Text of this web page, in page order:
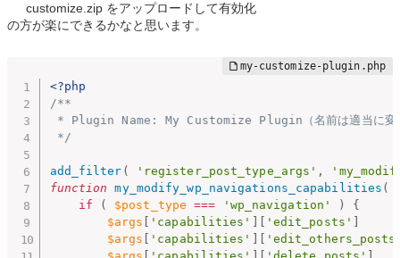
customize.zip をアップロードして有効化
の方が楽にできるかなと思います。
<?php
/**
* Plugin Name: My Customize Plugin（名前は適当に変
*/
add_filter ( 'register_post_type_args' ,
function
my_modify_wp_navigations_capabilities (
if
( $post_type === 'wp_navigation' )
{
$args
'capabilities' 'edit_posts'
$args
'capabilities'